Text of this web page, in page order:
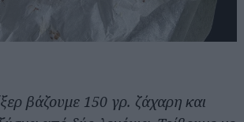
βάζουμε 150 γρ. ζάχαρη και